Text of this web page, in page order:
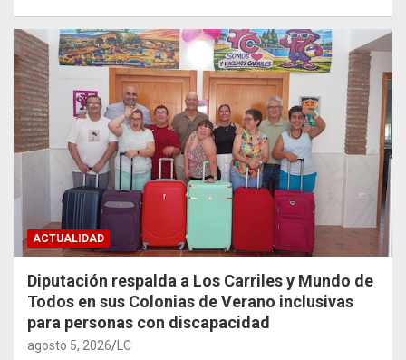
ACTUALIDAD
Diputación respalda a Los Carriles y Mundo de
Todos en sus Colonias de Verano inclusivas
para personas con discapacidad
agosto 5, 2026 LC